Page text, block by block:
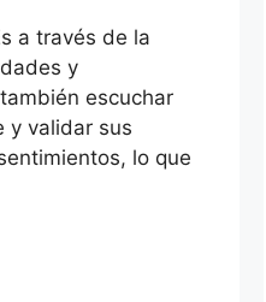
a través de la
y
escuchar
y validar sus
lo que